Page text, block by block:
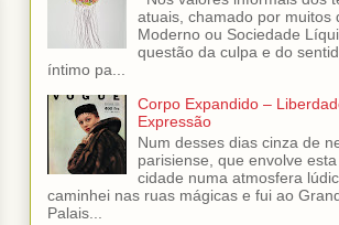
atuais, chamado por muitos
Moderno ou Sociedade
questão da culpa e do
íntimo pa...
Corpo Expandido –
Expressão
Num desses dias cinza de
parisiense, que envolve esta
cidade numa atmosfera
caminhei nas ruas mágicas e fui ao
Palais...